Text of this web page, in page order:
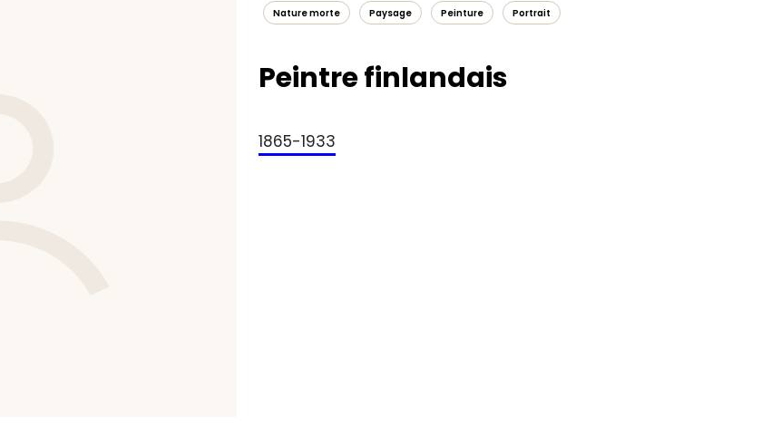
Nature morte Paysage Peinture Portrait
Peintre finlandais
1865-1933